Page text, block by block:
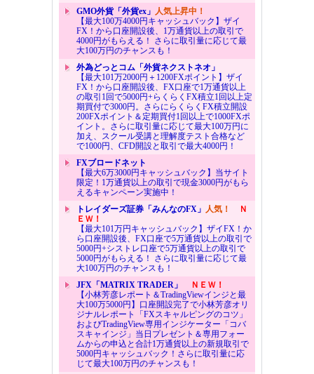
GMO外貨「外貨ex」 人気上昇中！
【最大100万4000円キャッシュバック】ザイ
FX！から口座開設後、1万通貨以上の取引で
4000円がもらえる！ さらに取引量に応じて最
大100万円のチャンスも！
外為どっとコム「外貨ネクストネオ」
【最大101万2000円＋1200FXポイント】ザイ
FX！から口座開設後、FX口座で1万通貨以上
の取引1回で5000円+らくらくFX積立1回以上定
期買付で3000円。さらにらくらくFX積立開設
200FXポイント＆定期買付1回以上で1000FXポ
イント。さらに取引量に応じて最大100万円に
加え、スクール受講と理解度テスト合格など
で1000円、CFD開設と取引で最大4000円！
FXブロードネット
【最大6万3000円キャッシュバック】当サイト
限定！1万通貨以上の取引で現金3000円がもら
えるキャンペーン実施中！
トレイダーズ証券「みんなのFX」 人気！
Ｎ
ＥＷ！
【最大101万円キャッシュバック】ザイFX！か
ら口座開設後、FX口座で5万通貨以上の取引で
5000円+シストレ口座で5万通貨以上の取引で
5000円がもらえる！ さらに取引量に応じて最
大100万円のチャンスも！
JFX「MATRIX TRADER」
ＮＥＷ！
【小林芳彦レポート＆TradingViewインジと最
大100万5000円】口座開設完了で小林芳彦オリ
ジナルレポート「FXスキャルピングのコツ」
およびTradingView専用インジケーター「コバ
スキャインジ」当日プレゼント＆専用フォー
ムからの申込と合計1万通貨以上の新規取引で
5000円キャッシュバック！さらに取引量に応
じて最大100万円のチャンスも！